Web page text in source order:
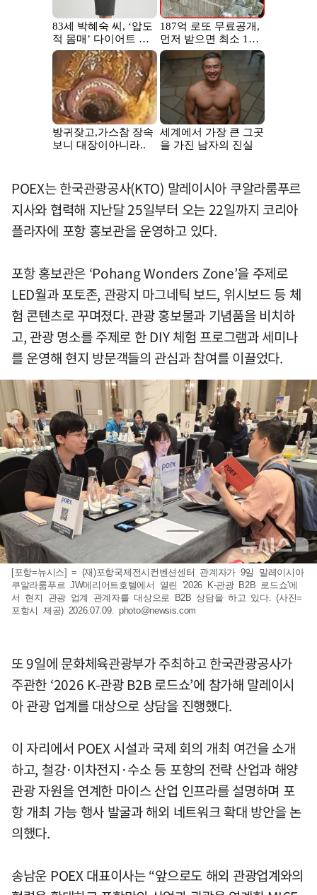
POEX는 한국관광공사(KTO) 말레이시아 쿠알라룸푸르
지사와 협력해 지난달 25일부터 오는 22일까지 코리아
플라자에 포항 홍보관을 운영하고 있다.
포항 홍보관은 ‘Pohang Wonders Zone’을 주제로
LED월과 포토존, 관광지 마그네틱 보드, 위시보드 등 체
험 콘텐츠로 꾸며졌다. 관광 홍보물과 기념품을 비치하
고, 관광 명소를 주제로 한 DIY 체험 프로그램과 세미나
를 운영해 현지 방문객들의 관심과 참여를 이끌었다.
[포항=뉴시스] = (재)포항국제전시컨벤션센터 관계자가 9일 말레이시아
쿠알라룸푸르 JW메리어트호텔에서 열린 '2026 K-관광 B2B 로드쇼'에
서 현지 관광 업계 관계자를 대상으로 B2B 상담을 하고 있다. (사진=
포항시 제공) 2026.07.09. photo@newsis.com
또 9일에 문화체육관광부가 주최하고 한국관광공사가
주관한 ‘2026 K-관광 B2B 로드쇼’에 참가해 말레이시
아 관광 업계를 대상으로 상담을 진행했다.
이 자리에서 POEX 시설과 국제 회의 개최 여건을 소개
하고, 철강·이차전지·수소 등 포항의 전략 산업과 해양
관광 자원을 연계한 마이스 산업 인프라를 설명하며 포
항 개최 가능 행사 발굴과 해외 네트워크 확대 방안을 논
의했다.
송남운 POEX 대표이사는 “앞으로도 해외 관광업계와의